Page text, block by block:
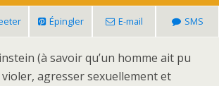
Épingler E-mail SMS
(à savoir qu’un homme ait pu
agresser sexuellement et